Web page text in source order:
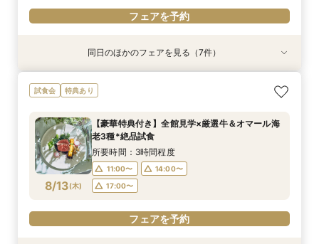
フェアを予約
特典あり 動画あり
8/11(火)
＼初見学に◎／心躍る花嫁の第一歩♪見積もり相
談＆豪華試食
9:00〜
フェアを予約
特典あり
8/11(火)
《1件目見学でドレス特典付》全館見学＆試食付
き！丸ごと相談会*
9:00〜
フェアを予約
8/11(火)
【オンライン開催】遠方在住でも安心◆バーチャ
ル見学＆相談会
10:00〜
フェアを予約
特典あり
8/11(火)
【マタニティ花嫁】貸切空間＆短期間でもOKの
安心相談会*
9:00〜
フェアを予約
特典あり
8/11(火)
【少人数W】挙式＆会食プラン♪白樺の森チャペ
ル×厳選牛試食
9:00〜
フェアを予約
特典あり
8/11(火)
《徹底比較*2件目以降の方へ》見積り相談×憧れ
の邸宅貸切体験
9:00〜
フェアを予約
特典あり
8/11(火)
【貸切で叶うペット婚】全館一緒OK★ペット
ウェディング相談会
9:00〜
フェアを予約
同日のほかのフェアを見る（7件）
試食会 特典あり
8/13(木)
【豪華特典付き】全館見学×厳選牛＆オマール海
老3種*絶品試食
所要時間：3時間程度
11:00〜
14:00〜
17:00〜
フェアを予約